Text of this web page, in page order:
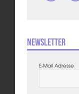
Newsletter
E-Mail Adresse